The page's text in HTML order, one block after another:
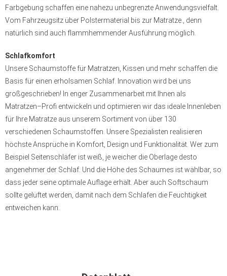
Farbgebung schaffen eine nahezu unbegrenzte Anwendungsvielfalt.
Vom Fahrzeugsitz über Polstermaterial bis zur Matratze., denn
natürlich sind auch flammhemmender Ausführung möglich.
Schlafkomfort
Unsere Schaumstoffe für Matratzen, Kissen und mehr schaffen die
Basis für einen erholsamen Schlaf. Innovation wird bei uns
großgeschrieben! In enger Zusammenarbeit mit Ihnen als
Matratzen–Profi entwickeln und optimieren wir das ideale Innenleben
für Ihre Matratze aus unserem Sortiment von über 130
verschiedenen Schaumstoffen. Unsere Spezialisten realisieren
höchste Ansprüche in Komfort, Design und Funktionalität. Wer zum
Beispiel Seitenschläfer ist weiß, je weicher die Oberlage desto
angenehmer der Schlaf. Und die Höhe des Schaumes ist wählbar, so
dass jeder seine optimale Auflage erhält. Aber auch Softschaum
sollte gelüftet werden, damit nach dem Schlafen die Feuchtigkeit
entweichen kann.